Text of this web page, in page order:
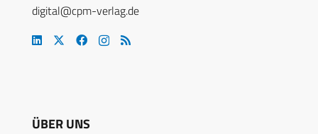
digital@cpm-verlag.de
ÜBER UNS